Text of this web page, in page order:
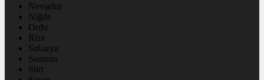
Nevşehir
Niğde
Ordu
Rize
Sakarya
Samsun
Siirt